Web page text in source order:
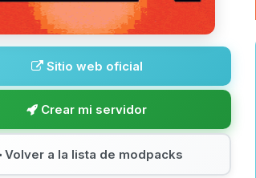
Sitio web oficial
Crear mi servidor
Volver a la lista de modpacks